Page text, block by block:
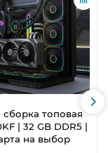
сборка топовая
| 32 GB DDR5 |
на выбор